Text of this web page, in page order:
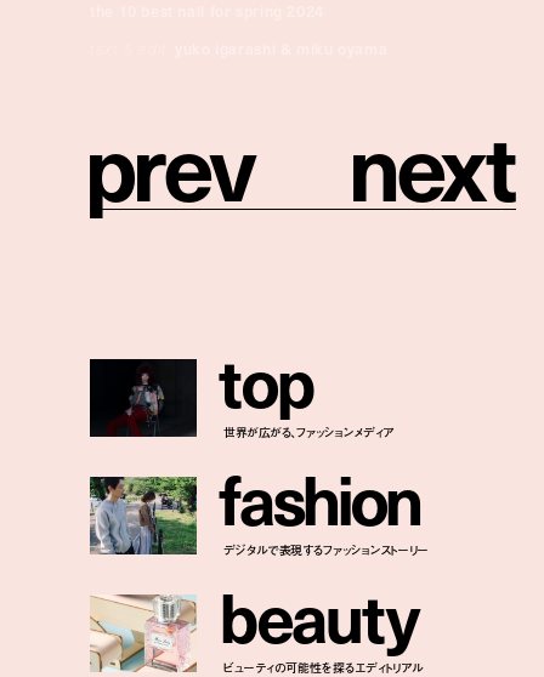
prev next
top
世界が広がる、ファッションメディア
fashion
デジタルで表現するファッションストーリー
beauty
ビューティの可能性を探るエディトリアル